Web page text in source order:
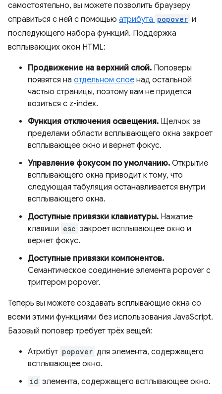
самостоятельно, вы можете позволить браузеру
справиться с ней с помощью атрибута popover и
последующего набора функций. Поддержка
всплывающих окон HTML:
Продвижение на верхний слой. Поповеры
появятся на отдельном слое над остальной
частью страницы, поэтому вам не придется
возиться с z-index.
Функция отключения освещения. Щелчок за
пределами области всплывающего окна закроет
всплывающее окно и вернет фокус.
Управление фокусом по умолчанию. Открытие
всплывающего окна приводит к тому, что
следующая табуляция останавливается внутри
всплывающего окна.
Доступные привязки клавиатуры. Нажатие
клавиши esc закроет всплывающее окно и
вернет фокус.
Доступные привязки компонентов.
Семантическое соединение элемента popover с
триггером popover.
Теперь вы можете создавать всплывающие окна со
всеми этими функциями без использования JavaScript.
Базовый поповер требует трёх вещей:
Атрибут popover для элемента, содержащего
всплывающее окно.
id элемента, содержащего всплывающее окно.